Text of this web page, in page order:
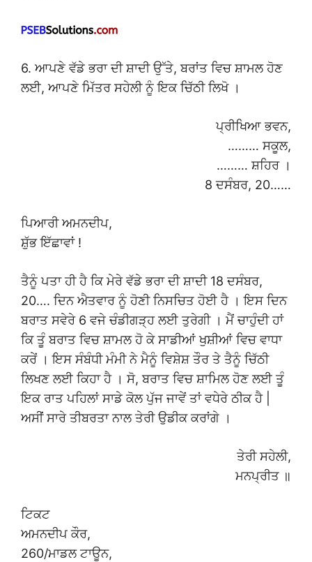
6. ਆਪਣੇ ਵੱਡੇ ਭਰਾ ਦੀ ਸ਼ਾਦੀ ਉੱਤੇ, ਬਰਾਂਤ ਵਿਚ ਸ਼ਾਮਲ ਹੋਣ
ਲਈ, ਆਪਣੇ ਮਿੱਤਰ ਸਹੇਲੀ ਨੂੰ ਇਕ ਚਿੱਠੀ ਲਿਖੋ ।
ਪ੍ਰੀਖਿਆ ਭਵਨ,
……… ਸਕੂਲ,
……… ਸ਼ਹਿਰ ।
8 ਦਸੰਬਰ, 20……
ਪਿਆਰੀ ਅਮਨਦੀਪ,
ਸ਼ੁੱਭ ਇੱਛਾਵਾਂ !
ਤੈਨੂੰ ਪਤਾ ਹੀ ਹੈ ਕਿ ਮੇਰੇ ਵੱਡੇ ਭਰਾ ਦੀ ਸ਼ਾਦੀ 18 ਦਸੰਬਰ,
20…. ਦਿਨ ਐਤਵਾਰ ਨੂੰ ਹੋਣੀ ਨਿਸਚਿਤ ਹੋਈ ਹੈ । ਇਸ ਦਿਨ
ਬਰਾਤ ਸਵੇਰੇ 6 ਵਜੇ ਚੰਡੀਗੜ੍ਹ ਲਈ ਤੁਰੇਗੀ । ਮੈਂ ਚਾਹੁੰਦੀ ਹਾਂ
ਕਿ ਤੂੰ ਬਰਾਤ ਵਿਚ ਸ਼ਾਮਲ ਹੋ ਕੇ ਸਾਡੀਆਂ ਖੁਸ਼ੀਆਂ ਵਿਚ ਵਾਧਾ
ਕਰੇਂ । ਇਸ ਸੰਬੰਧੀ ਮੰਮੀ ਨੇ ਮੈਨੂੰ ਵਿਸ਼ੇਸ਼ ਤੌਰ ਤੇ ਤੈਨੂੰ ਚਿੱਠੀ
ਲਿਖਣ ਲਈ ਕਿਹਾ ਹੈ । ਸੋ, ਬਰਾਤ ਵਿਚ ਸ਼ਾਮਿਲ ਹੋਣ ਲਈ ਤੂੰ
ਇਕ ਰਾਤ ਪਹਿਲਾਂ ਸਾਡੇ ਕੋਲ ਪੁੱਜ ਜਾਵੇਂ ਤਾਂ ਵਧੇਰੇ ਠੀਕ ਹੈ |
ਅਸੀਂ ਸਾਰੇ ਤੀਬਰਤਾ ਨਾਲ ਤੇਰੀ ਉਡੀਕ ਕਰਾਂਗੇ ।
ਤੇਰੀ ਸਹੇਲੀ,
ਮਨਪ੍ਰੀਤ ॥
ਟਿਕਟ
ਅਮਨਦੀਪ ਕੌਰ,
260/ਮਾਡਲ ਟਾਊਨ,